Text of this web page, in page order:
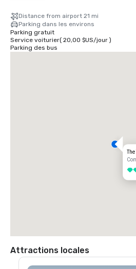
Distance from airport 21 mi
Parking dans les environs
Parking gratuit
Service voiturier( 20,00 $US/jour)
Parking des bus
4
Attractions locales